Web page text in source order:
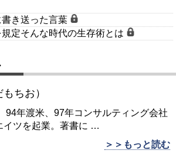
き送った言葉
定そんな時代の生存術とは
ちお）
94年渡米、97年コンサルティング会社
イツを起業。著書に …
＞＞もっと読む